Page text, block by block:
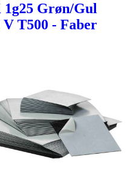
1g25 Grøn/Gul
V T500 - Faber